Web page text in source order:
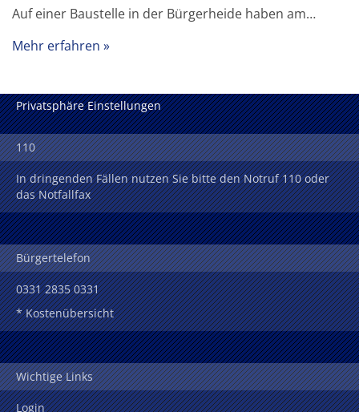
Auf einer Baustelle in der Bürgerheide haben am…
Mehr erfahren
Privatsphäre Einstellungen
110
In dringenden Fällen nutzen Sie bitte den Notruf 110 oder
das Notfallfax
Bürgertelefon
0331 2835 0331
* Kostenübersicht
Wichtige Links
Login